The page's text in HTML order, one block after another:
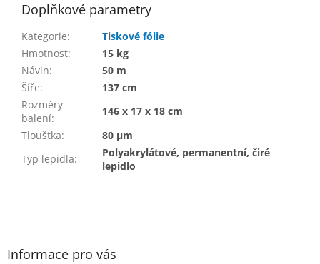
Doplňkové parametry
Kategorie:
Tiskové fólie
Hmotnost:
15 kg
Návin:
50 m
Šíře:
137 cm
Rozměry
balení:
146 x 17 x 18 cm
Tloušťka:
80 µm
Typ lepidla:
Polyakrylátové, permanentní, čiré
lepidlo
Z
Informace pro vás